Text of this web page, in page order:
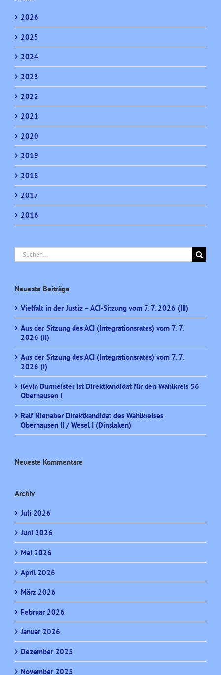
2026
2025
2024
2023
2022
2021
2020
2019
2018
2017
2016
Suche
nach:
Neueste Beiträge
Vielfalt in der Justiz – ACI-Sitzung vom 7. 7. 2026 (III)
Aus der Sitzung des ACI (Integrationsrates) vom 7. 7.
2026 (II)
Aus der Sitzung des ACI (Integrationsrates) vom 7. 7.
2026 (I)
Kevin Burmeister ist Direktkandidat für den Wahlkreis 56
Oberhausen I
Ralf Nienaber Direktkandidat des Wahlkreises
Oberhausen II / Wesel I (Dinslaken)
Neueste Kommentare
Archiv
Juli 2026
Juni 2026
Mai 2026
April 2026
März 2026
Februar 2026
Januar 2026
Dezember 2025
November 2025